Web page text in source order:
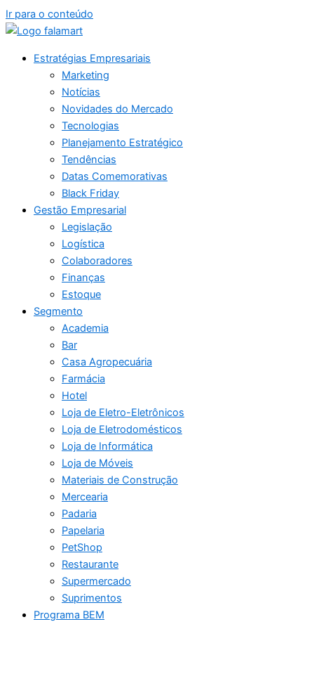
Ir para o conteúdo
Estratégias Empresariais
Marketing
Notícias
Novidades do Mercado
Tecnologias
Planejamento Estratégico
Tendências
Datas Comemorativas
Black Friday
Gestão Empresarial
Legislação
Logística
Colaboradores
Finanças
Estoque
Segmento
Academia
Bar
Casa Agropecuária
Farmácia
Hotel
Loja de Eletro-Eletrônicos
Loja de Eletrodomésticos
Loja de Informática
Loja de Móveis
Materiais de Construção
Mercearia
Padaria
Papelaria
PetShop
Restaurante
Supermercado
Suprimentos
Programa BEM